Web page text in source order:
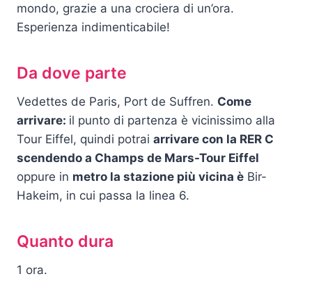
mondo, grazie a una crociera di un’ora.
Esperienza indimenticabile!
Da dove parte
Vedettes de Paris, Port de Suffren. Come
arrivare: il punto di partenza è vicinissimo alla
Tour Eiffel, quindi potrai arrivare con la RER C
scendendo a Champs de Mars-Tour Eiffel
oppure in metro la stazione più vicina è Bir-
Hakeim, in cui passa la linea 6.
Quanto dura
1 ora.